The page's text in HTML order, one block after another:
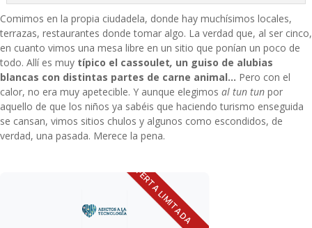
Comimos en la propia ciudadela, donde hay muchísimos locales,
terrazas, restaurantes donde tomar algo. La verdad que, al ser cinco,
en cuanto vimos una mesa libre en un sitio que ponían un poco de
todo. Allí es muy típico el cassoulet, un guiso de alubias
blancas con distintas partes de carne animal… Pero con el
calor, no era muy apetecible. Y aunque elegimos al tun tun por
aquello de que los niños ya sabéis que haciendo turismo enseguida
se cansan, vimos sitios chulos y algunos como escondidos, de
verdad, una pasada. Merece la pena.
OFERTA LIMITADA